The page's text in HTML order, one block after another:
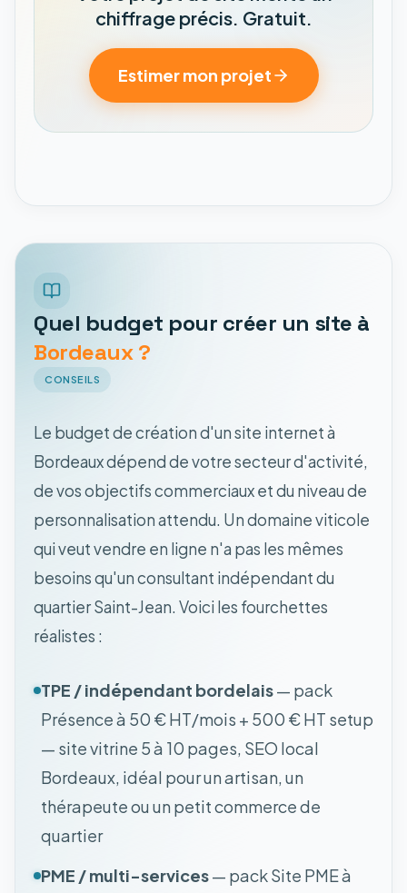
chiffrage précis. Gratuit.
Estimer mon projet
Quel budget pour créer un site à
Bordeaux ?
CONSEILS
Le budget de création d'un site internet à
Bordeaux dépend de votre secteur d'activité,
de vos objectifs commerciaux et du niveau de
personnalisation attendu. Un domaine viticole
qui veut vendre en ligne n'a pas les mêmes
besoins qu'un consultant indépendant du
quartier Saint-Jean. Voici les fourchettes
réalistes :
TPE / indépendant bordelais— pack
Présence à 50 € HT/mois + 500 € HT setup
— site vitrine 5 à 10 pages, SEO local
Bordeaux, idéal pour un artisan, un
thérapeute ou un petit commerce de
quartier
PME / multi-services— pack Site PME à